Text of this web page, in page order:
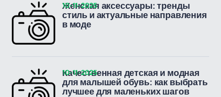
Женская аксессуары: тренды
стиль и актуальные направления
в моде
10-11-2025
Качественная детская и модная
для малышей обувь: как выбрать
лучшее для маленьких шагов
10-11-2025